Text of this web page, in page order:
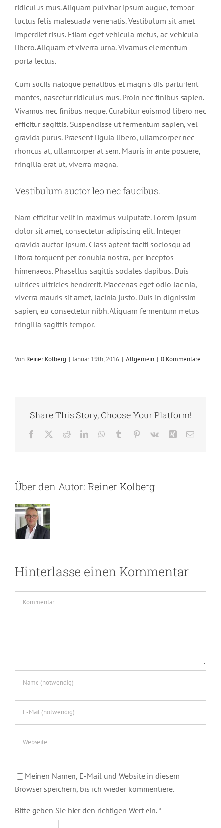
ridiculus mus. Aliquam pulvinar ipsum augue, tempor
luctus felis malesuada venenatis. Vestibulum sit amet
imperdiet risus. Etiam eget vehicula metus, ac vehicula
libero. Aliquam et viverra urna. Vivamus elementum
porta lectus.
Cum sociis natoque penatibus et magnis dis parturient
montes, nascetur ridiculus mus. Proin nec finibus sapien.
Vivamus nec finibus neque. Curabitur euismod libero nec
efficitur sagittis. Suspendisse ut fermentum sapien, vel
gravida purus. Praesent ligula libero, ullamcorper nec
rhoncus at, ullamcorper at sem. Mauris in ante posuere,
fringilla erat ut, viverra magna.
Vestibulum auctor leo nec faucibus.
Nam efficitur velit in maximus vulputate. Lorem ipsum
dolor sit amet, consectetur adipiscing elit. Integer
gravida auctor ipsum. Class aptent taciti sociosqu ad
litora torquent per conubia nostra, per inceptos
himenaeos. Phasellus sagittis sodales dapibus. Duis
ultrices ultricies hendrerit. Maecenas eget odio lacinia,
viverra mauris sit amet, lacinia justo. Duis in dignissim
sapien, eu consectetur nibh. Aliquam fermentum metus
fringilla sagittis tempor.
Von Reiner Kolberg | Januar 19th, 2016 | Allgemein | 0 Kommentare
Share This Story, Choose Your Platform!
Facebook RedditLinkedInWhatsApp
Tumblr Pinterest
Vk Xing E-
Über den Autor: Reiner Kolberg
Hinterlasse einen Kommentar
Meinen Namen, E-Mail und Website in diesem
Browser speichern, bis ich wieder kommentiere.
Bitte geben Sie hier den richtigen Wert ein.*